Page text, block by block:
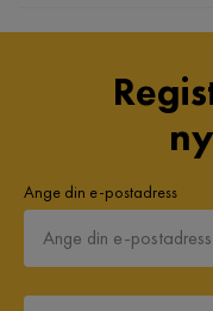
Ange din e-postadress